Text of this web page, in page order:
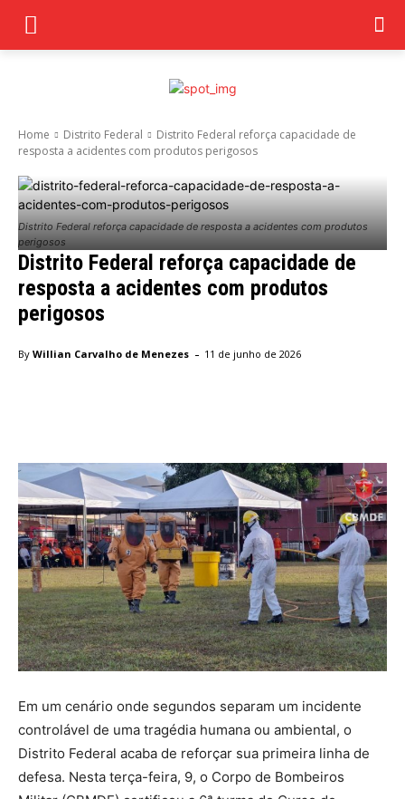
Home Distrito Federal
Distrito Federal reforça capacidade de
resposta a acidentes com produtos perigosos
Distrito Federal reforça capacidade de resposta a acidentes com produtos
perigosos
Distrito Federal reforça capacidade de
resposta a acidentes com produtos
perigosos
By Willian Carvalho de Menezes - 11 de junho de 2026
Em um cenário onde segundos separam um incidente
controlável de uma tragédia humana ou ambiental, o
Distrito Federal acaba de reforçar sua primeira linha de
defesa. Nesta terça-feira, 9, o Corpo de Bombeiros